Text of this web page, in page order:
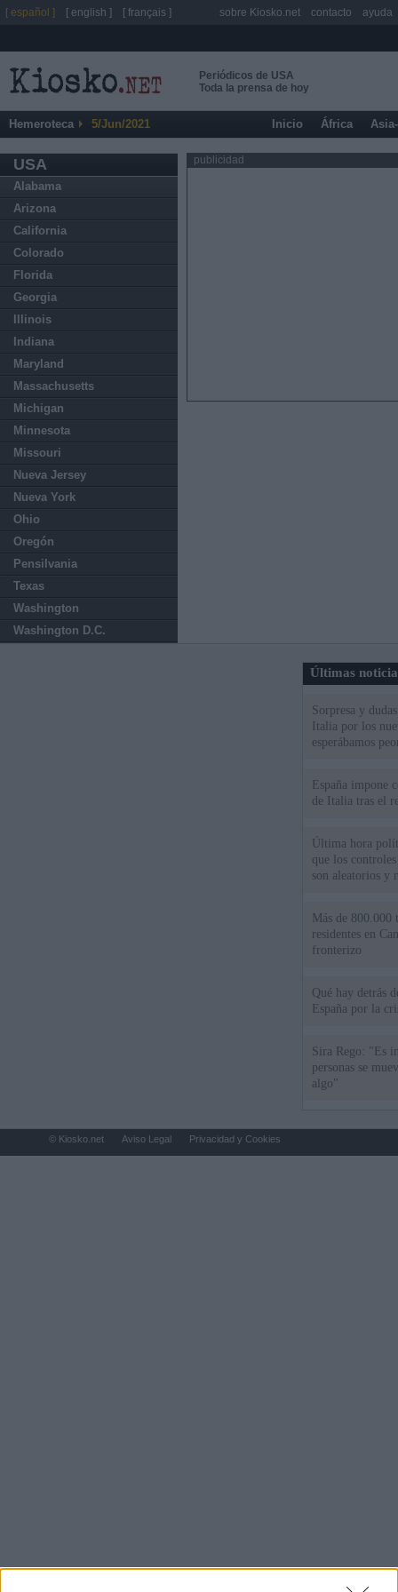
Periódicos de USA
Toda la prensa de hoy
Hemeroteca 5/Jun/2021 Inicio África
USA
Alabama
Arizona
California
Colorado
Florida
Georgia
Illinois
Indiana
Maryland
Massachusetts
Michigan
Minnesota
Missouri
Nueva Jersey
Nueva York
Ohio
Oregón
Pensilvania
Texas
Washington
Washington D.C.
publicidad
Últimas
Sorpresa y
Italia por los
esperábamos
España impone
de Italia tras el
Última hora
que los
son aleatorios y
Más de 800.000
residentes en
fronterizo
Qué hay detrás
España por la
Sira Rego: "Es
personas se
algo"
[ español ] [ english ] [ français ] sobre Kiosko.net contacto ayuda
© Kiosko.net Aviso Legal Privacidad y Cookies